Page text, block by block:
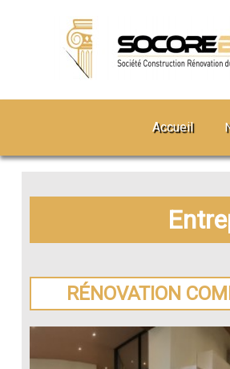
Accueil
RÉNOVATION